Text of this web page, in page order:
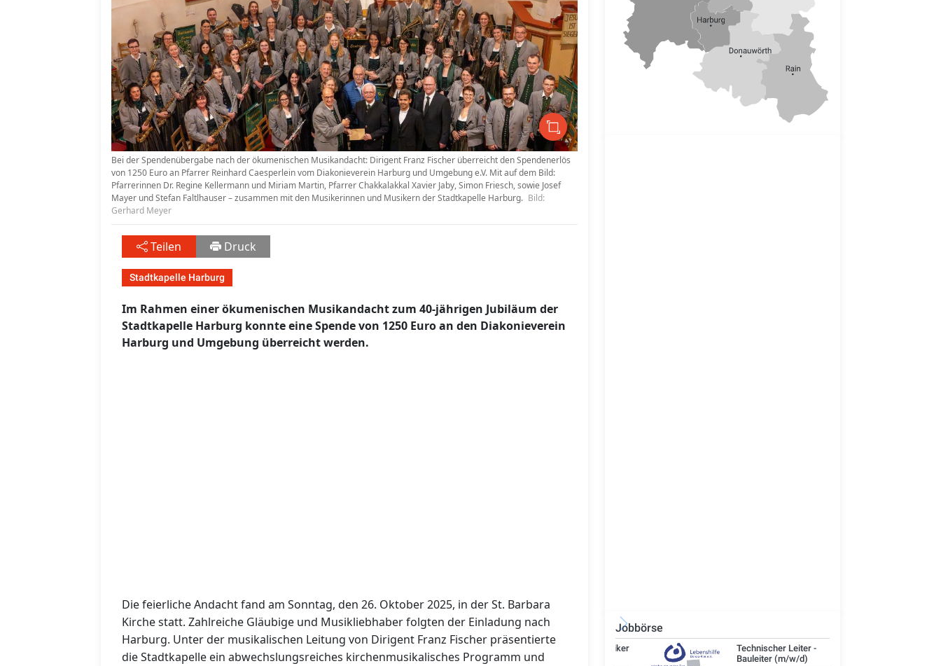
Bei der Spendenübergabe nach der ökumenischen Musikandacht: Dirigent Franz Fischer überreicht den Spendenerlös
von 1250 Euro an Pfarrer Reinhard Caesperlein vom Diakonieverein Harburg und Umgebung e.V. Mit auf dem Bild:
Pfarrerinnen Dr. Regine Kellermann und Miriam Martin, Pfarrer Chakkalakkal Xavier Jaby, Simon Friesch, sowie Josef
Mayer und Stefan Faltlhauser – zusammen mit den Musikerinnen und Musikern der Stadtkapelle Harburg. Bild:
Gerhard Meyer
Teilen Druck
Stadtkapelle Harburg
Im Rahmen einer ökumenischen Musikandacht zum 40-jährigen Jubiläum der
Stadtkapelle Harburg konnte eine Spende von 1250 Euro an den Diakonieverein
Harburg und Umgebung überreicht werden.
Die feierliche Andacht fand am Sonntag, den 26. Oktober 2025, in der St. Barbara
Kirche statt. Zahlreiche Gläubige und Musikliebhaber folgten der Einladung nach
Harburg. Unter der musikalischen Leitung von Dirigent Franz Fischer präsentierte
die Stadtkapelle ein abwechslungsreiches kirchenmusikalisches Programm und
Jobbörse
(m/w/d)
Technischer Leiter -
Bauleiter (m/w/d)